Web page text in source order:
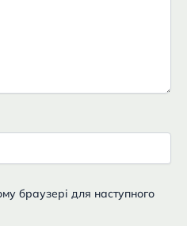
браузері для наступного